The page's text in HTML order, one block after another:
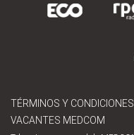
TÉRMINOS Y CONDICIONES
VACANTES MEDCOM